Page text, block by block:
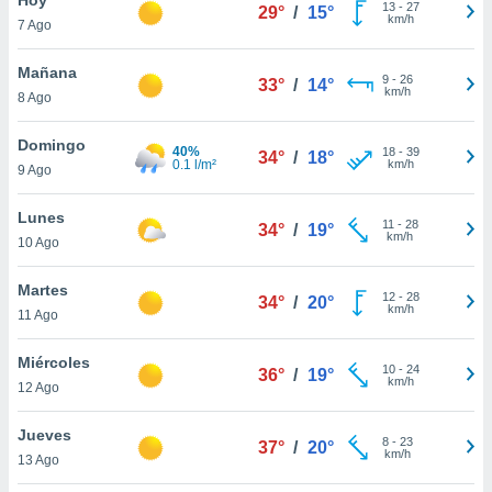
en
más
nuestra
de
cookies
aceptar
7 Ago
29° / 15° 13- 27
km/h
Mañana
8 Ago
33° / 14° 9- 26
km/h
Domingo
9 Ago
40%
0.1 l/m²
34° / 18° 18- 39
km/h
Lunes
10 Ago
34° / 19° 11 - 28
km/h
Martes
11 Ago
34° / 20° 12- 28
km/h
Miércoles
12 Ago
36° / 19° 10- 24
km/h
Jueves
13 Ago
37° / 20° 8- 23
km/h